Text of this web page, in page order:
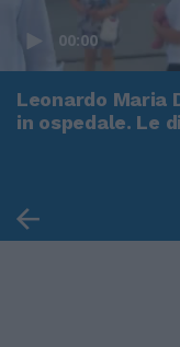
00:00
Leonardo Maria
in ospedale. Le